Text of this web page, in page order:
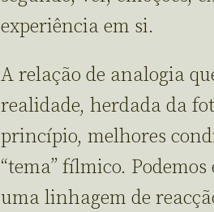
experiência em si.
A relação de analogia
realidade, herdada da
princípio, melhores
“tema” fílmico.
uma linhagem de